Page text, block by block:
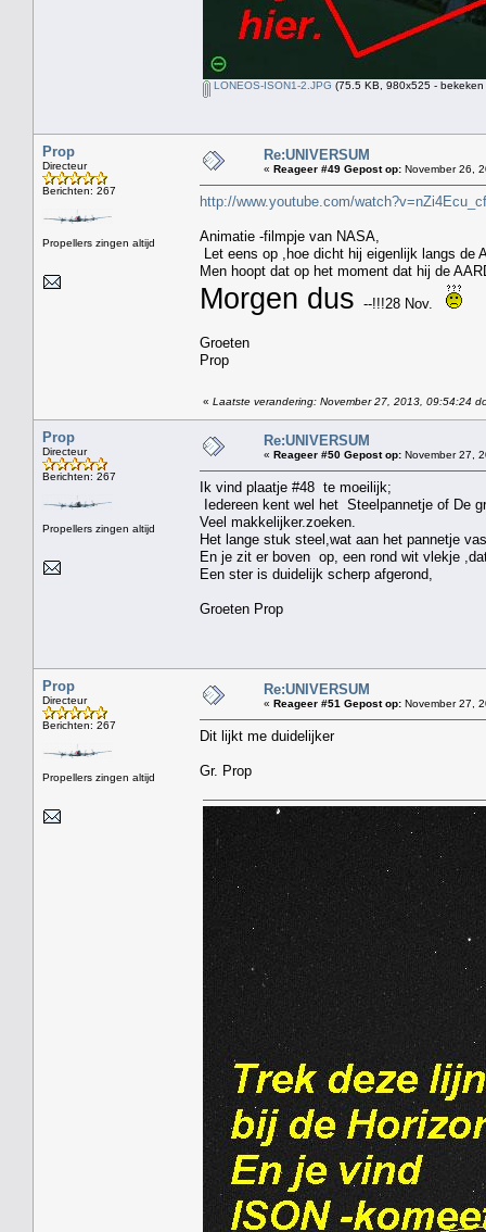
LONEOS-ISON1-2.JPG (75.5 KB, 980x525 - bekeken
Prop
Directeur
Berichten: 267
Propellers zingen altijd
Re:UNIVERSUM
« Reageer #49 Gepost op: November 26,
http://www.youtube.com/
Animatie -filmpje van NASA,
Let eens op ,hoe dicht hij eigenlijk langs de
Men hoopt dat op het moment dat hij de
Morgen dus --!!!28 Nov.
Groeten
Prop
« Laatste verandering: November 27, 2013, 09:54:24
Prop
Directeur
Berichten: 267
Propellers zingen altijd
Re:UNIVERSUM
« Reageer #50 Gepost op: November 27,
Ik vind plaatje #48 te moeilijk;
Iedereen kent wel het Steelpannetje of De
Veel makkelijker.zoeken.
Het lange stuk steel,wat aan het pannetje
En je zit er boven op, een rond wit vlekje
Een ster is duidelijk scherp afgerond,
Groeten Prop
Prop
Directeur
Berichten: 267
Propellers zingen altijd
Re:UNIVERSUM
« Reageer #51 Gepost op: November 27,
Dit lijkt me duidelijker
Gr. Prop